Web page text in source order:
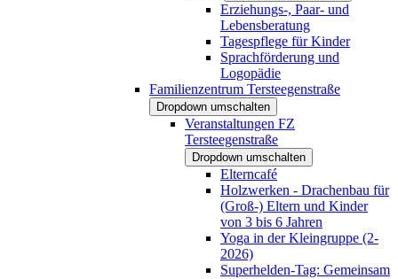
Erziehungs-, Paar- und
Lebensberatung
Tagespflege für Kinder
Sprachförderung und
Logopädie
Familienzentrum Tersteegenstraße
Dropdown umschalten
Veranstaltungen FZ
Tersteegenstraße
Dropdown umschalten
Elterncafé
Holzwerken - Drachenbau für
(Groß-) Eltern und Kinder
von 3 bis 6 Jahren
Yoga in der Kleingruppe (2-
2026)
Superhelden-Tag: Gemeinsam